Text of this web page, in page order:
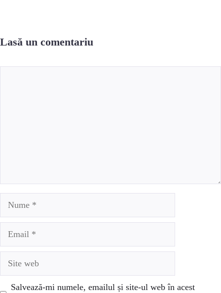
Lasă un comentariu
Salvează-mi numele, emailul și site-ul web în acest